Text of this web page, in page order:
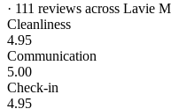
· 111 reviews across Lavie
Cleanliness
4.95
Communication
5.00
Check-in
4.95